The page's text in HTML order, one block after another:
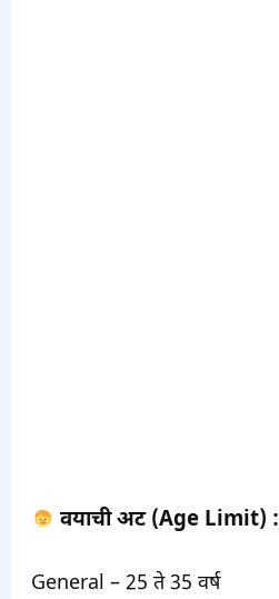
वयाची अट (Age Limit) :
General – 25 ते 35 वर्ष